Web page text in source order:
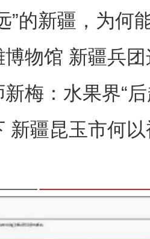
疆南部“稻蟹共生”
”的新疆，为何
物馆 新疆兵
梅：水果界“
新疆昆玉市何以